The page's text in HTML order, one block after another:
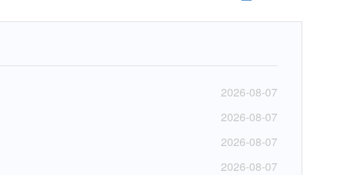
2026-08-07
2026-08-07
2026-08-07
2026-08-07